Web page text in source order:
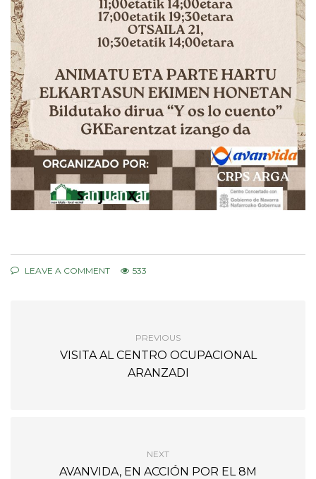
LEAVE A COMMENT 533
PREVIOUS
VISITA AL CENTRO OCUPACIONAL
ARANZADI
NEXT
AVANVIDA, EN ACCIÓN POR EL 8M